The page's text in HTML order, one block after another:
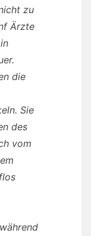
zu
Ärzte
die
Sie
des
vom